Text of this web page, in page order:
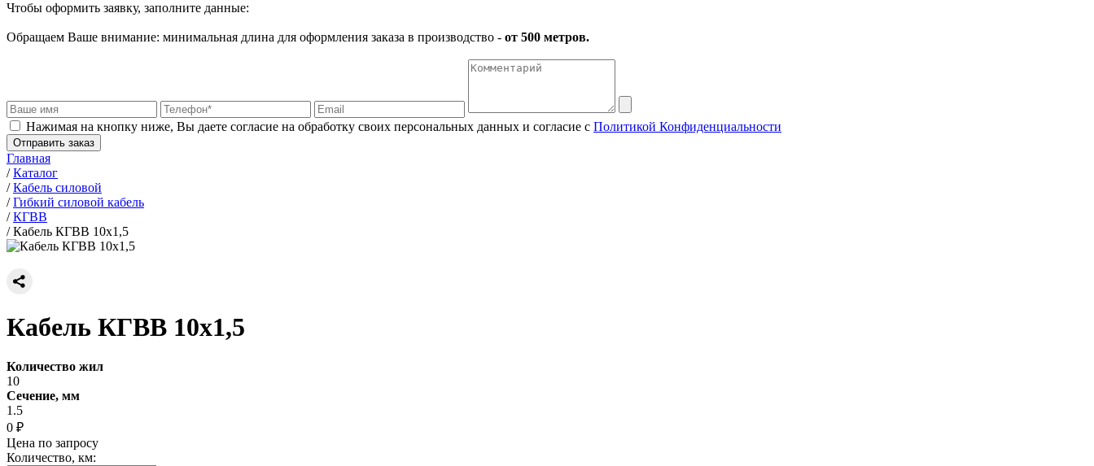
Чтобы оформить заявку, заполните данные:
Обращаем Ваше внимание: минимальная длина для оформления заказа в производство - от 500 метров.
Нажимая на кнопку ниже, Вы даете согласие на обработку своих персональных данных и согласие с Политикой Конфиденциальности
Отправить заказ
Главная
/Каталог
/Кабель силовой
/Гибкий силовой кабель
/КГВВ
/Кабель КГВВ 10х1,5
Кабель КГВВ 10х1,5
Количество жил
10
Сечение, мм
1.5
0 ₽
Цена по запросу
Количество, км: